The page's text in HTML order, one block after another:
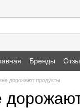
Бренды
дорожают продукты